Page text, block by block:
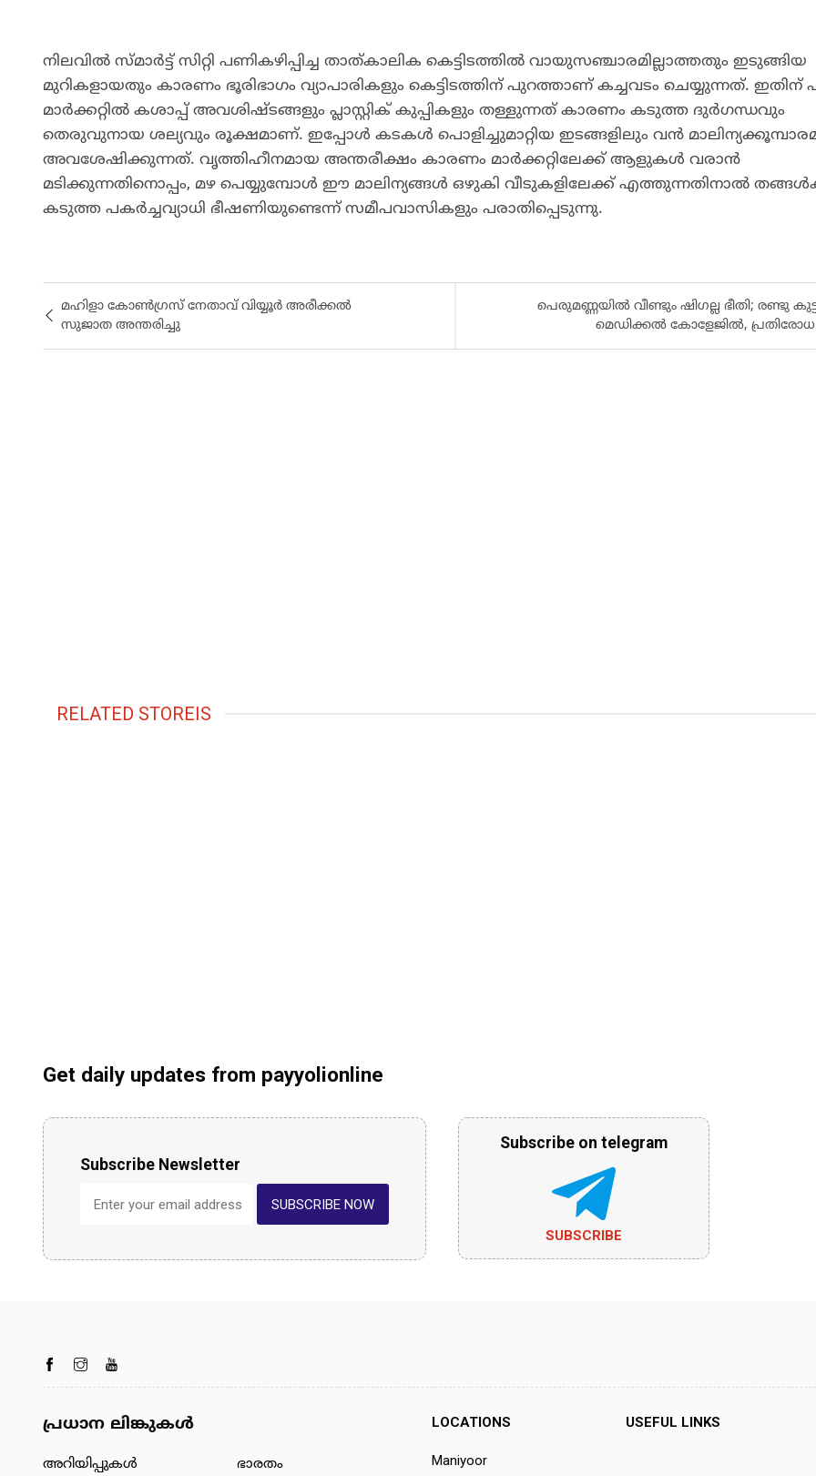
​നിലവിൽ സ്മാർട്ട് സിറ്റി പണികഴിപ്പിച്ച താത്കാലിക കെട്ടിടത്തിൽ വായുസഞ്ചാരമില്ലാത്തതും ഇടുങ്ങിയ
മുറികളായതും കാരണം ഭൂരിഭാഗം വ്യാപാരികളും കെട്ടിടത്തിന് പുറത്താണ് കച്ചവടം ചെയ്യുന്നത്. ഇതിന്
മാർക്കറ്റിൽ കശാപ്പ് അവശിഷ്ടങ്ങളും പ്ലാസ്റ്റിക് കുപ്പികളും തള്ളുന്നത് കാരണം കടുത്ത ദുർഗന്ധവും
തെരുവുനായ ശല്യവും രൂക്ഷമാണ്. ഇപ്പോൾ കടകൾ പൊളിച്ചുമാറ്റിയ ഇടങ്ങളിലും വൻ
അവശേഷിക്കുന്നത്. വൃത്തിഹീനമായ അന്തരീക്ഷം കാരണം മാർക്കറ്റിലേക്ക് ആളുകൾ വരാൻ
മടിക്കുന്നതിനൊപ്പം, മഴ പെയ്യുമ്പോൾ ഈ മാലിന്യങ്ങൾ ഒഴുകി വീടുകളിലേക്ക് എത്തുന്നതിനാൽ
കടുത്ത പകർച്ചവ്യാധി ഭീഷണിയുണ്ടെന്ന് സമീപവാസികളും പരാതിപ്പെടുന്നു.
മഹിളാ കോൺഗ്രസ് നേതാവ് വിയ്യൂർ അരീക്കൽ
സുജാത അന്തരിച്ചു
പെരുമണ്ണയിൽ വീണ്ടും ഷിഗല്ല ഭീതി; രണ്ടു
മെഡിക്കൽ കോളേജിൽ, പ്രതിരോധ
RELATED STOREIS
Get daily updates from payyolionline
Subscribe Newsletter
SUBSCRIBE NOW
Subscribe on telegram
SUBSCRIBE
പ്രധാന ലിങ്കുകൾ
അറിയിപ്പുകള്‍ ഭാരതം
LOCATIONS
Maniyoor
USEFUL LINKS